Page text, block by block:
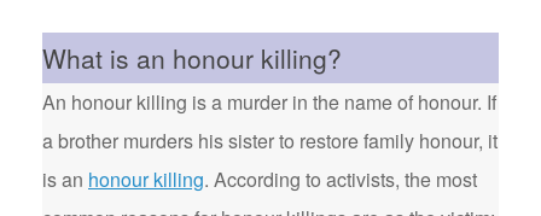
What is an honour killing?
An honour killing is a murder in the name of honour. If
a brother murders his sister to restore family honour, it
is an honour killing. According to activists, the most